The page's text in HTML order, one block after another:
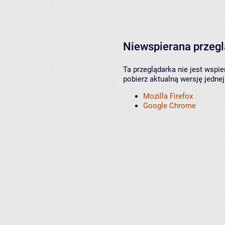
Niewspierana
Ta przeglądarka nie jest
pobierz aktualną wersję
Mozilla Firefox
Google Chrome